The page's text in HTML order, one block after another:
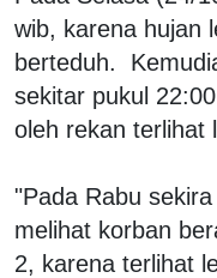
wib, karena hujan
berteduh.
sekitar pukul
oleh rekan terlihat
"Pada Rabu
melihat korban
2, karena terlihat